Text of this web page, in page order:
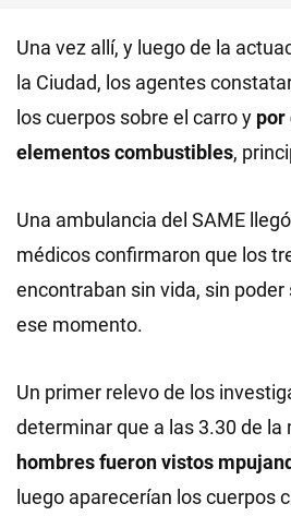
Una vez allí, y luego de la
la Ciudad, los agentes
los cuerpos sobre el carro y por
elementos combustibles,
Una ambulancia del SAME
médicos confirmaron que los
encontraban sin vida, sin
ese momento.
Un primer relevo de los
determinar que a las 3.30 de la
hombres fueron vistos
luego aparecerían los cuerpos